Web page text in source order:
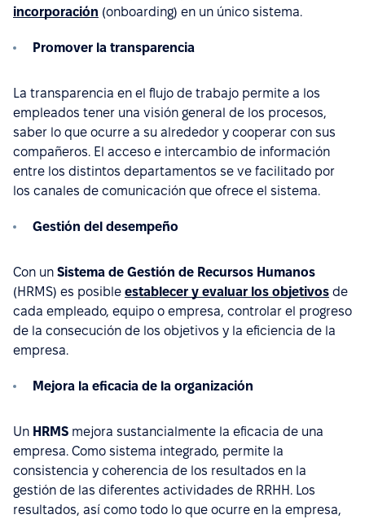
incorporación (onboarding) en un único sistema.
Promover la transparencia
La transparencia en el flujo de trabajo permite a los
empleados tener una visión general de los procesos,
saber lo que ocurre a su alrededor y cooperar con sus
compañeros. El acceso e intercambio de información
entre los distintos departamentos se ve facilitado por
los canales de comunicación que ofrece el sistema.
Gestión del desempeño
Con un Sistema de Gestión de Recursos Humanos
(HRMS) es posible establecer y evaluar los objetivos de
cada empleado, equipo o empresa, controlar el progreso
de la consecución de los objetivos y la eficiencia de la
empresa.
Mejora la eficacia de la organización
Un HRMS mejora sustancialmente la eficacia de una
empresa. Como sistema integrado, permite la
consistencia y coherencia de los resultados en la
gestión de las diferentes actividades de RRHH. Los
resultados, así como todo lo que ocurre en la empresa,